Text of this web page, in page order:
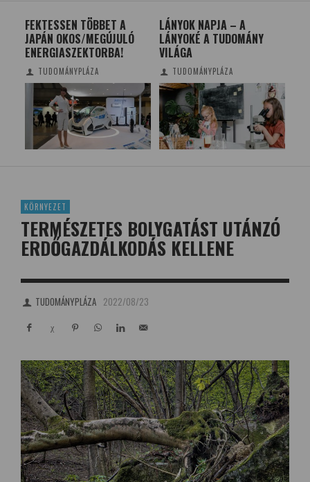
LÁNYOK NAPJA – A
LÁNYOKÉ A TUDOMÁNY
VILÁGA
TUDOMÁNYPLÁZA
ÖT ÚJ HELYSZÍNNEL BŐVÜL
A TÖRTÉNELMI
EMLÉKHELYEK KÖRE
TUDOMÁNYPLÁZA
KÖRNYEZET
TERMÉSZETES BOLYGATÁST UTÁNZÓ
ERDŐGAZDÁLKODÁS KELLENE
TUDOMÁNYPLÁZA 2022/08/23